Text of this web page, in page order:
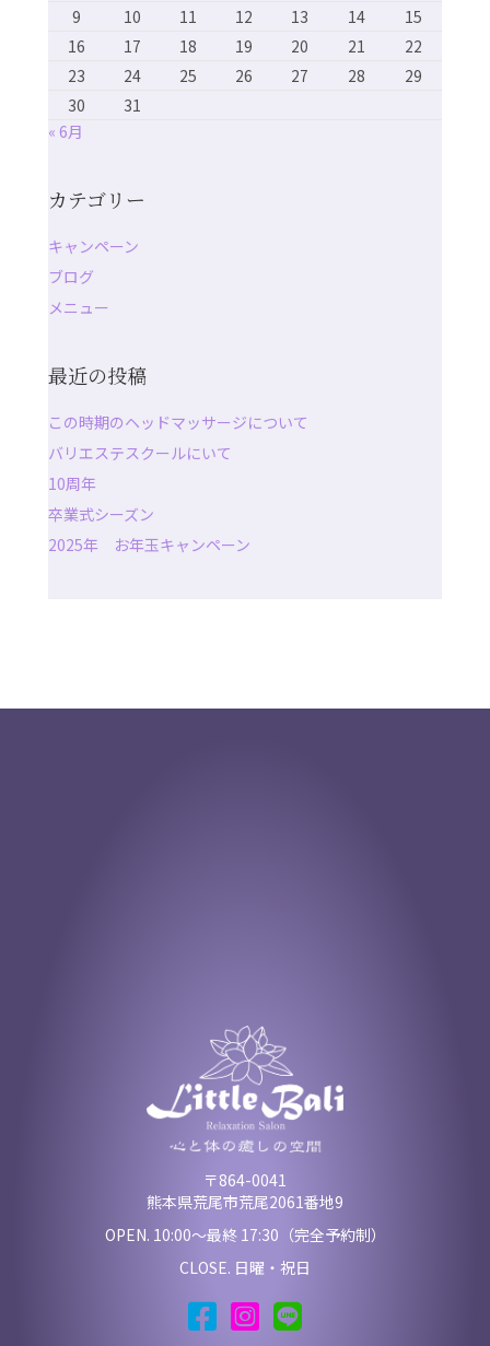
9
10 11 12 13 14
15
16
17 18 19 20 21
22
23
24 25 26 27 28
29
30
31
« 6月
カテゴリー
キャンペーン
ブログ
メニュー
最近の投稿
この時期のヘッドマッサージについて
バリエステスクールにいて
10周年
卒業式シーズン
2025年 お年玉キャンペーン
〒864-0041
熊本県荒尾市荒尾2061番地9
OPEN. 10:00〜最終 17:30（完全予約制）
CLOSE. 日曜・祝日